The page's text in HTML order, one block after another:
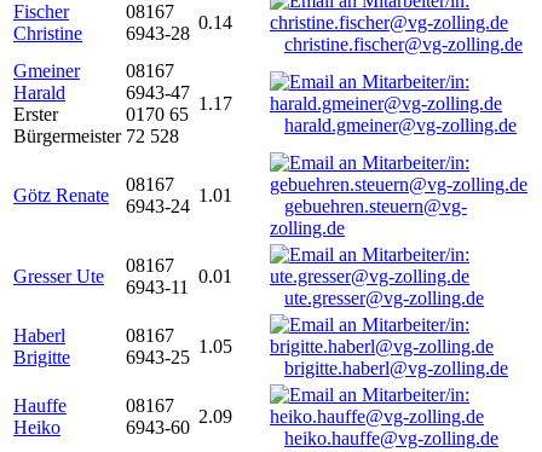
Fischer
Christine
08167
6943-28
0.14
christine.fischer@vg-zolling.de
Gmeiner
Harald
Erster
Bürgermeister
08167
6943-47
0170 65
72 528
1.17
harald.gmeiner@vg-zolling.de
Götz Renate
08167
6943-24
1.01
gebuehren.steuern@vg-
zolling.de
Gresser Ute
08167
6943-11
0.01
ute.gresser@vg-zolling.de
Haberl
Brigitte
08167
6943-25
1.05
brigitte.haberl@vg-zolling.de
Hauffe
Heiko
08167
6943-60
2.09
heiko.hauffe@vg-zolling.de